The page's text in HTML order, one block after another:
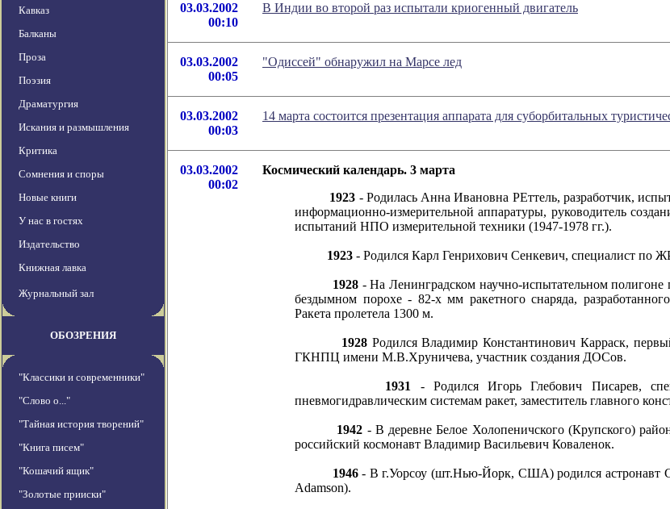
Кавказ
Балканы
Проза
Поэзия
Драматургия
Искания и размышления
Критика
Сомнения и споры
Новые книги
У нас в гостях
Издательство
Книжная лавка
Журнальный зал
ОБОЗРЕНИЯ
"Классики и современники"
"Слово о..."
"Тайная история творений"
"Книга писем"
"Кошачий ящик"
"Золотые прииски"
03.03.2002
00:10
В Индии во второй раз испытали криогенный двигатель
03.03.2002
00:05
"Одиссей" обнаружил на Марсе лед
03.03.2002
00:03
14 марта состоится презентация аппарата для суборбитальных
03.03.2002
00:02
Космический календарь. 3 марта
1923 - Родилась Анна Ивановна РЕттель, разработчик,
информационно-измерительной аппаратуры, руководитель
испытаний НПО измерительной техники (1947-1978 гг.).
1923 - Родился Карл Генрихович Сенкевич, специалист
1928- На Ленинградском научно-испытательном полигоне
бездымном порохе - 82-х мм ракетного снаряда,
Ракета пролетела 1300 м.
1928Родился Владимир Константинович Карраск,
ГКНПЦ имени М.В.Хруничева, участник создания ДОСов.
1931
- Родился Игорь Глебович Писарев,
пневмогидравлическим системам ракет, заместитель главного
1942 - В деревне Белое Холопеничского (Крупского)
российский космонавт Владимир Васильевич Коваленок.
1946- В г.Уорсоу (шт.Нью-Йорк, США) родился
Adamson).